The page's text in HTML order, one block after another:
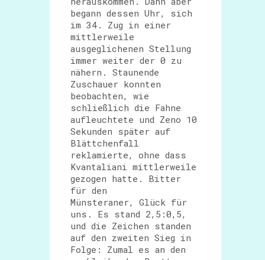
begann dessen Uhr, sich
im 34. Zug in einer
mittlerweile
ausgeglichenen Stellung
immer weiter der 0 zu
nähern. Staunende
Zuschauer konnten
beobachten, wie
schließlich die Fahne
aufleuchtete und Zeno 10
Sekunden später auf
Blättchenfall
reklamierte, ohne dass
Kvantaliani mittlerweile
gezogen hatte. Bitter
für den
Münsteraner, Glück für
uns. Es stand 2,5:0,5,
und die Zeichen standen
auf den zweiten Sieg in
Folge: Zumal es an den